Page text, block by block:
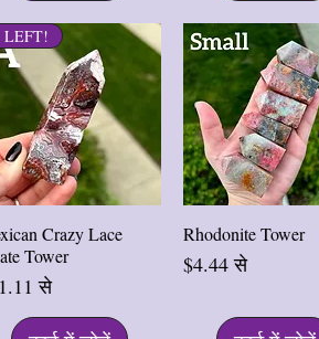
त्वरित दृश्य
LEFT!
Crazy Lace
Tower
से
मूल्य
त्वरित दृश्य
Rhodonite Tower
$4.44से
बिक्री मूल्य